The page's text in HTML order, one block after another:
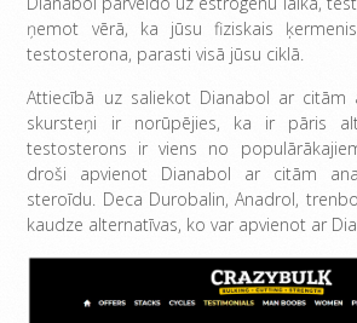
ņemot vērā, ka jūsu fiziskais
testosterona, parasti visā jūsu ciklā.
Attiecībā uz saliekot Dianabol ar citām
skursteņi ir norūpējies, ka ir pāris
testosterons ir viens no
droši apvienot Dianabol ar citām
steroīdu. Deca Durobalin, Anadrol,
kaudze alternatīvas, ko var apvienot ar